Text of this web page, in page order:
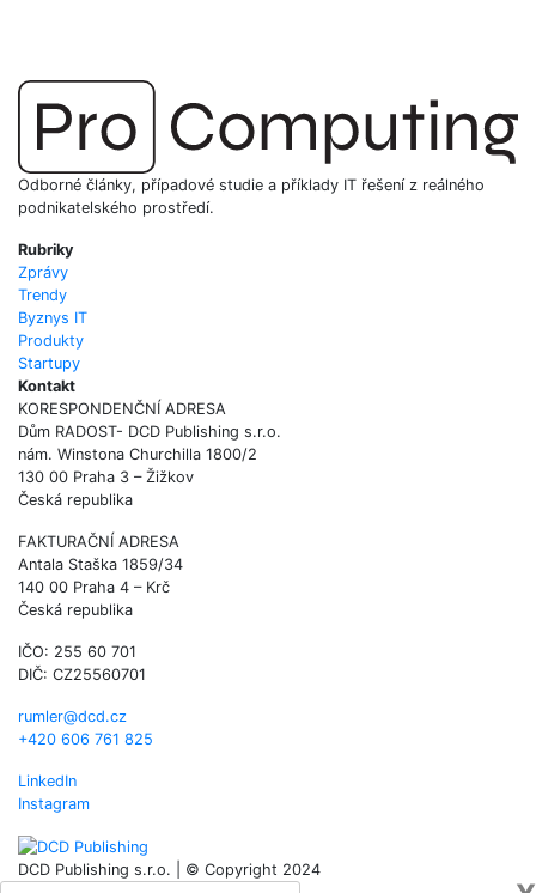
Odborné články, případové studie a příklady IT řešení z reálného
podnikatelského prostředí.
Rubriky
Zprávy
Trendy
Byznys IT
Produkty
Startupy
Kontakt
KORESPONDENČNÍ ADRESA
Dům RADOST- DCD Publishing s.r.o.
nám. Winstona Churchilla 1800/2
130 00 Praha 3 – Žižkov
Česká republika
FAKTURAČNÍ ADRESA
Antala Staška 1859/34
140 00 Praha 4 – Krč
Česká republika
IČO: 255 60 701
DIČ: CZ25560701
rumler@dcd.cz
+420 606 761 825
LinkedIn
Instagram
DCD Publishing s.r.o. | © Copyright 2024